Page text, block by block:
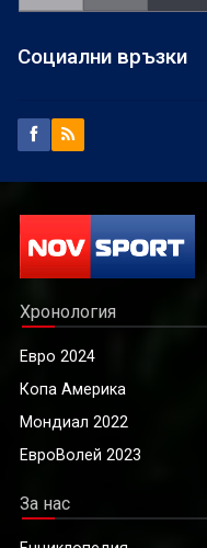
Социални връзки
Хронология
Евро 2024
Копа Америка
Мондиал 2022
ЕвроВолей 2023
За нас